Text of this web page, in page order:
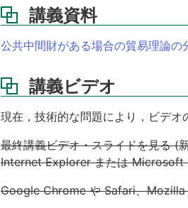
講義資料
公共中間財がある場合の貿易理論の
講義ビデオ
現在，技術的な問題により，ビデオ
最終講義ビデオ・スライドを見る (
Internet Explorer または Microsoft
Google Chrome や Safari、Mozilla